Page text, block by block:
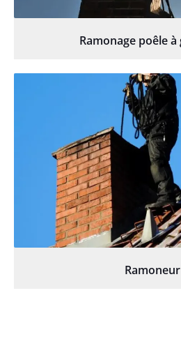
Ramonage poêle
Ramoneur